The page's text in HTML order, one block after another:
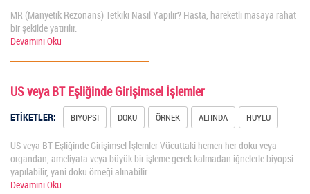
MR (Manyetik Rezonans) Tetkiki Nasıl Yapılır? Hasta, hareketli masaya rahat
bir şekilde yatırılır.
Devamını Oku
US veya BT Eşliğinde Girişimsel İşlemler
ETİKETLER: BIYOPSI DOKU ÖRNEK ALTINDA HUYLU
US veya BT Eşliğinde Girişimsel İşlemler Vücuttaki hemen her doku veya
organdan, ameliyata veya büyük bir işleme gerek kalmadan iğnelerle biyopsi
yapılabilir, yani doku örneği alınabilir.
Devamını Oku